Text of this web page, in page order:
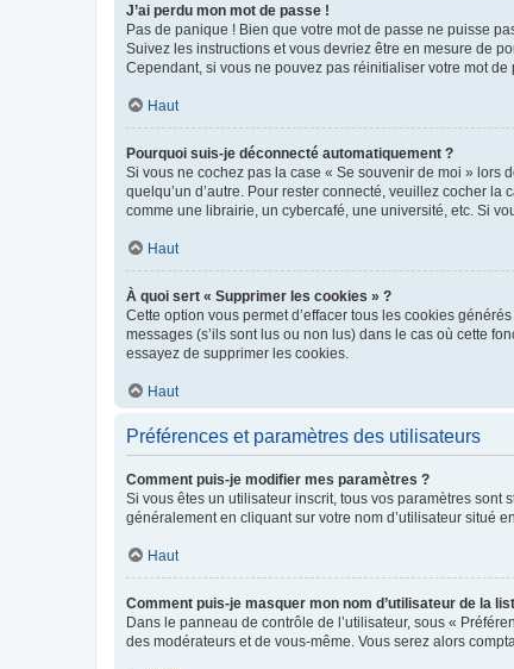
J’ai perdu mon mot de passe !
Pas de panique ! Bien que votre mot de passe ne puisse
Suivez les instructions et vous devriez être en mesure de
Cependant, si vous ne pouvez pas réinitialiser votre mot
Haut
Pourquoi suis-je déconnecté automatiquement ?
Si vous ne cochez pas la case « Se souvenir de moi » lors
quelqu’un d’autre. Pour rester connecté, veuillez cocher
comme une librairie, un cybercafé, une université, etc. Si
Haut
À quoi sert « Supprimer les cookies » ?
Cette option vous permet d’effacer tous les cookies
messages (s’ils sont lus ou non lus) dans le cas où cette
essayez de supprimer les cookies.
Haut
Préférences et paramètres des utilisateurs
Comment puis-je modifier mes paramètres ?
Si vous êtes un utilisateur inscrit, tous vos paramètres sont
généralement en cliquant sur votre nom d’utilisateur situé
Haut
Comment puis-je masquer mon nom d’utilisateur de la
Dans le panneau de contrôle de l’utilisateur, sous «
des modérateurs et de vous-même. Vous serez alors